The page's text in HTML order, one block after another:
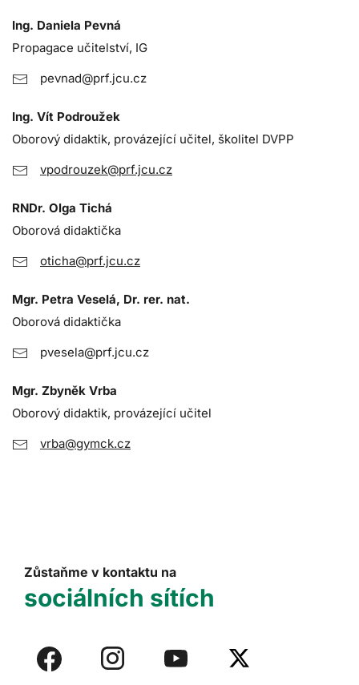
Ing. Daniela Pevná
Propagace učitelství, IG
pevnad@prf.jcu.cz
Ing. Vít Podroužek
Oborový didaktik, provázející učitel, školitel DVPP
vpodrouzek@prf.jcu.cz
RNDr. Olga Tichá
Oborová didaktička
oticha@prf.jcu.cz
Mgr. Petra Veselá, Dr. rer. nat.
Oborová didaktička
pvesela@prf.jcu.cz
Mgr. Zbyněk Vrba
Oborový didaktik, provázející učitel
vrba@gymck.cz
Zůstaňme v kontaktu na
sociálních sítích